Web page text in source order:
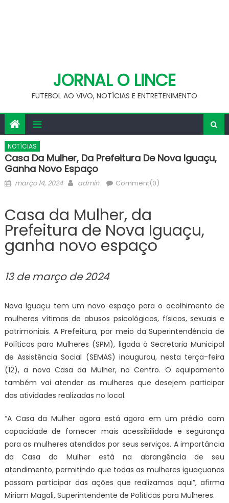
JORNAL O LINCE
FUTEBOL AO VIVO, NOTÍCIAS E ENTRETENIMENTO
NOTÍCIAS
Casa Da Mulher, Da Prefeitura De Nova Iguaçu,
Ganha Novo Espaço
Posted
março 14, 2024 Author
admin Comment(0)
Casa da Mulher, da
Prefeitura de Nova Iguaçu,
ganha novo espaço
13 de março de 2024
Nova Iguaçu tem um novo espaço para o acolhimento de
mulheres vítimas de abusos psicológicos, físicos, sexuais e
patrimoniais. A Prefeitura, por meio da Superintendência de
Políticas para Mulheres (SPM), ligada à Secretaria Municipal
de Assistência Social (SEMAS) inaugurou, nesta terça-feira
(12), a nova Casa da Mulher, no Centro. O equipamento
também vai atender as mulheres que desejem participar
das atividades realizadas no local.
“A Casa da Mulher agora está agora em um prédio com
capacidade de fornecer mais acessibilidade e segurança
para as mulheres atendidas por seus serviços. A importância
da Casa da Mulher está na abrangência de seu
atendimento, permitindo que todas as mulheres iguaçuanas
possam participar das ações que realizamos aqui”, afirma
Miriam Magali, Superintendente de Políticas para Mulheres.